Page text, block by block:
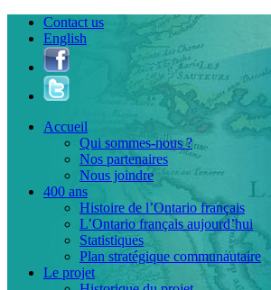
Contact us
English
Accueil
Qui sommes-nous ?
Nos partenaires
Nous joindre
400 ans
Histoire de l’Ontario français
L’Ontario français aujourd’hui
Statistiques
Plan stratégique communautaire
Le projet